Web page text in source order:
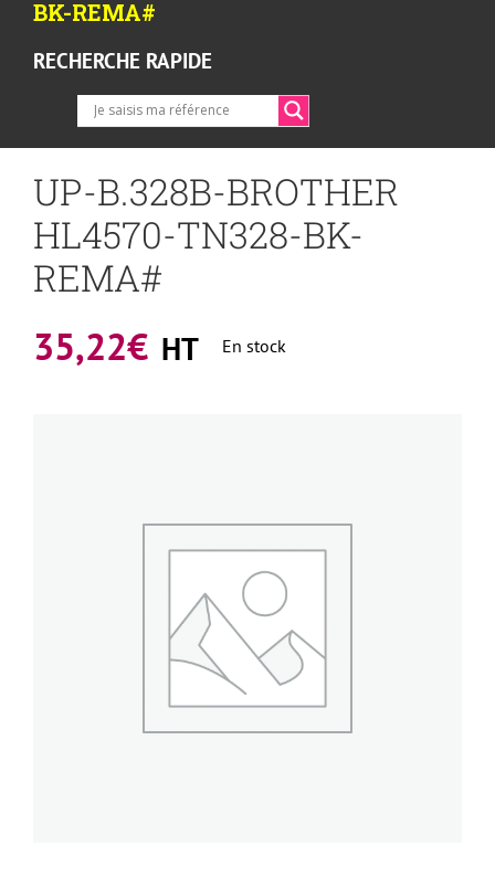
BK-REMA#
RECHERCHE RAPIDE
UP-B.328B-BROTHER
HL4570-TN328-BK-
REMA#
35,22€ HT En stock